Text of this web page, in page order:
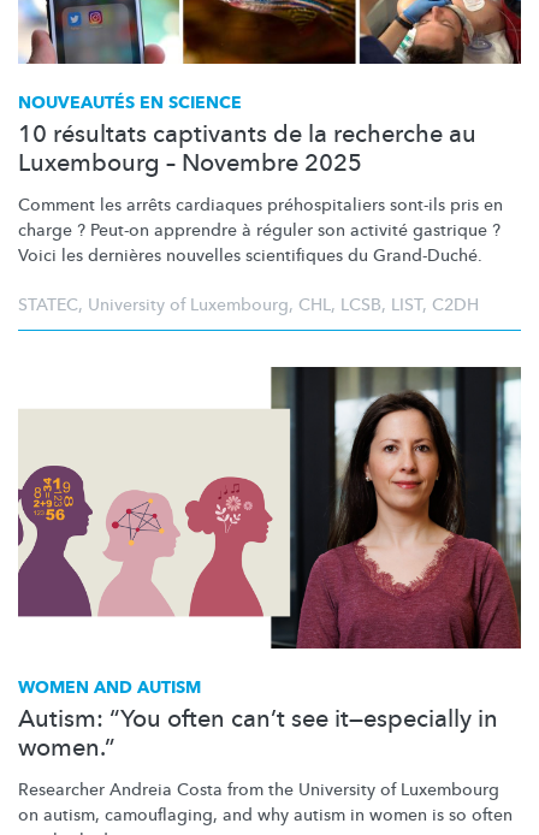
NOUVEAUTÉS EN SCIENCE
10 résultats captivants de la recherche au
Luxembourg – Novembre 2025
Comment les arrêts cardiaques préhospitaliers sont-ils pris en
charge ? Peut-on apprendre à réguler son activité gastrique ?
Voici les dernières nouvelles scientifiques du Grand-Duché.
STATEC, University of Luxembourg, CHL, LCSB, LIST, C2DH
WOMEN AND AUTISM
Autism: “You often can’t see it—especially in
women.”
Researcher Andreia Costa from the University of Luxembourg
on autism, camouflaging, and why autism in women is so often